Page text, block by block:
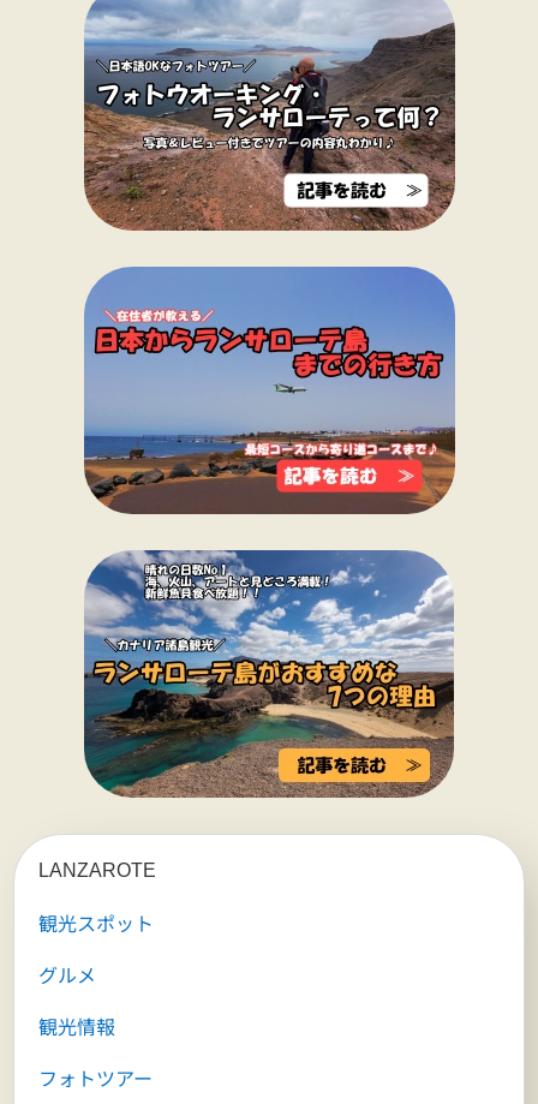
LANZAROTE
観光スポット
グルメ
観光情報
フォトツアー